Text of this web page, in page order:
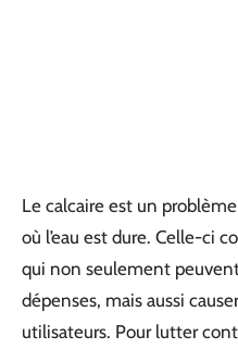
Le calcaire est un
où l’eau est dure. Celle-ci
qui non seulement
dépenses, mais aussi
utilisateurs. Pour lutter